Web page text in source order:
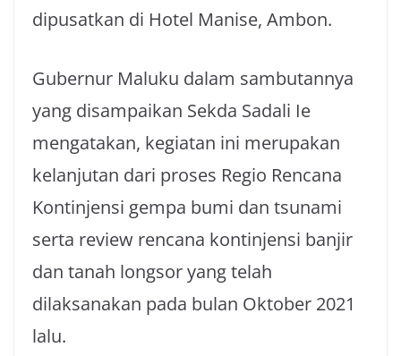
dipusatkan di Hotel Manise, Ambon.
Gubernur Maluku dalam sambutannya
yang disampaikan Sekda Sadali Ie
mengatakan, kegiatan ini merupakan
kelanjutan dari proses Regio Rencana
Kontinjensi gempa bumi dan tsunami
serta review rencana kontinjensi banjir
dan tanah longsor yang telah
dilaksanakan pada bulan Oktober 2021
lalu.